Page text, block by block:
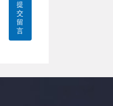
提
交
留
言